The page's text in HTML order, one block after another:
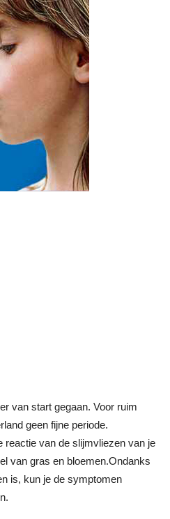
van start gegaan. Voor ruim
geen fijne periode.
reactie van de slijmvliezen van je
van gras en bloemen.Ondanks
is, kun je de symptomen